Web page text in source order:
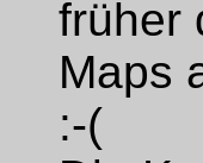
früher
Maps
:-(